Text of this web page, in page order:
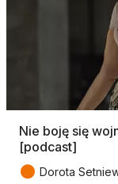
Nie boję się
[podcast]
● Dorota